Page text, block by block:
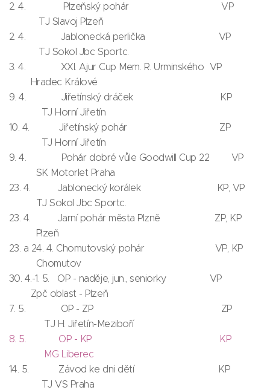
2. 4. Plzeňský pohár VP
TJ Slavoj Plzeň
2. 4. Jablonecká perlička VP
TJ Sokol Jbc Sportc.
3. 4. XXI. Ajur Cup Mem. R. Urminského VP
Hradec Králové
9. 4. Jiřetínský dráček KP
TJ Horní Jiřetín
10. 4. Jiřetínský pohár ZP
TJ Horní Jiřetín
9. 4. Pohár dobré vůle Goodwill Cup 22 VP
SK Motorlet Praha
23. 4. Jablonecký korálek KP, VP
TJ Sokol Jbc Sportc.
23. 4. Jarní pohár města Plzně ZP, KP
Plzeň
23. a 24. 4. Chomutovský pohár VP, KP
Chomutov
30. 4.-1. 5. OP - naděje, jun., seniorky VP
Zpč oblast - Plzeň
7. 5. OP - ZP ZP
TJ H. Jiřetín-Meziboří
8. 5. OP - KP KP
MG Liberec
14. 5. Závod ke dni dětí KP
TJ VS Praha